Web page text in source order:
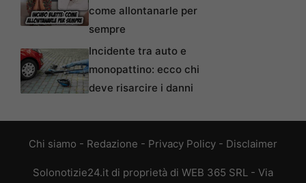
come allontanarle per
sempre
Incidente tra auto e
monopattino: ecco chi
deve risarcire i danni
Chi siamo - Redazione - Privacy Policy - Disclaimer
Solonotizie24.it di proprietà di WEB 365 SRL - Via